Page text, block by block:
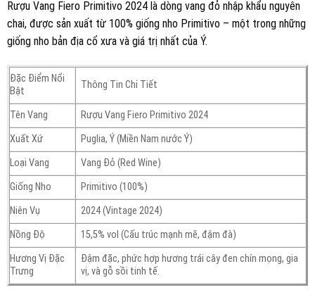
Rượu Vang Fiero Primitivo 2024 là dòng vang đỏ nhập khẩu nguyên
chai, được sản xuất từ 100% giống nho Primitivo – một trong những
giống nho bản địa cổ xưa và giá trị nhất của Ý.
Đặc Điểm Nổi
Bật
Thông Tin Chi Tiết
Tên Vang
Rượu Vang Fiero Primitivo 2024
Xuất Xứ
Puglia, Ý (Miền Nam nước Ý)
Loại Vang
Vang Đỏ (Red Wine)
Giống Nho
Primitivo (100%)
Niên Vụ
2024 (Vintage 2024)
Nồng Độ
15,5% vol (Cấu trúc mạnh mẽ, đậm đà)
Hương Vị Đặc
Trưng
Đậm đặc, phức hợp hương trái cây đen chín mọng, gia
vị, và gỗ sồi tinh tế.